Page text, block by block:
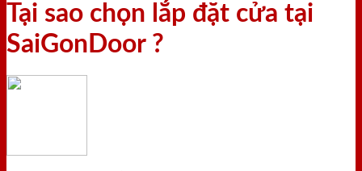
Tại sao chọn lắp đặt cửa tại
SaiGonDoor ?